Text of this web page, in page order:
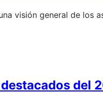
visión general de los
del